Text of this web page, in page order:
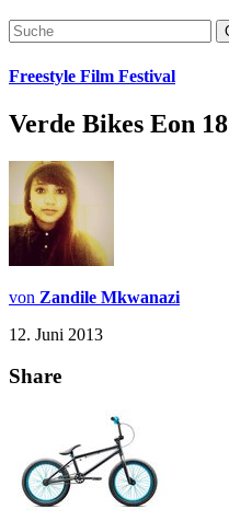
Freestyle Film Festival
Verde Bikes Eon
von Zandile Mkwanazi
12. Juni 2013
Share